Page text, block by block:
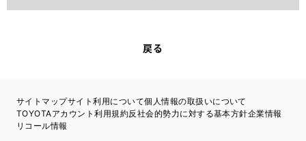
戻る
サイトマップサイト利用について個人情報の取扱いについて
TOYOTAアカウント利用規約反社会的勢力に対する基本方針企業情報
リコール情報